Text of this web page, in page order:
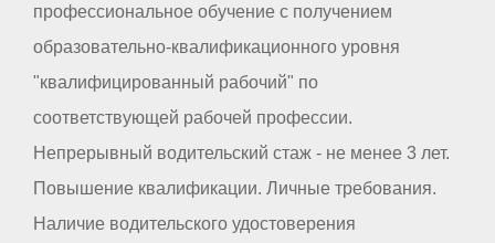
профессиональное обучение с получением
образовательно-квалификационного уровня
"квалифицированный рабочий" по
соответствующей рабочей профессии.
Непрерывный водительский стаж - не менее 3 лет.
Повышение квалификации. Личные требования.
Наличие водительского удостоверения